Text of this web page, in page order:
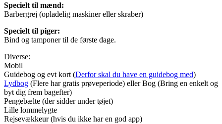
Specielt til mænd:
Barbergrej (opladelig maskiner eller skraber)
Specielt til piger:
Bind og tamponer til de første dage.
Diverse:
Mobil
Guidebog og evt kort (Derfor skal du have en guidebog med)
Lydbog (Flere har gratis prøveperiode) eller Bog (Bring en enkelt og
byt dig frem bagefter)
Pengebælte (der sidder under tøjet)
Lille lommelygte
Rejsevækkeur (hvis du ikke har en god app)